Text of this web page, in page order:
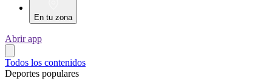
En tu zona
Abrir app
Todos los contenidos
Deportes populares